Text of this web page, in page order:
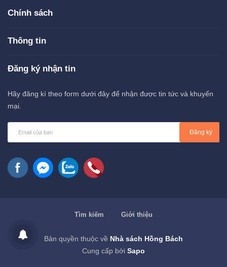
Chính sách
Thông tin
Đăng ký nhận tin
Hãy đăng kí theo form dưới đây để nhận được tin tức và khuyến
mại.
Đăng ký
Tìm kiếm Giới thiệu
Bản quyền thuộc về Nhà sách Hồng Bách
Cung cấp bởi Sapo